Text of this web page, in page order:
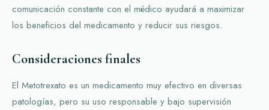
comunicación constante con el médico ayudará a maximizar
los beneficios del medicamento y reducir sus riesgos.
Consideraciones finales
El Metotrexato es un medicamento muy efectivo en diversas
patologías, pero su uso responsable y bajo supervisión